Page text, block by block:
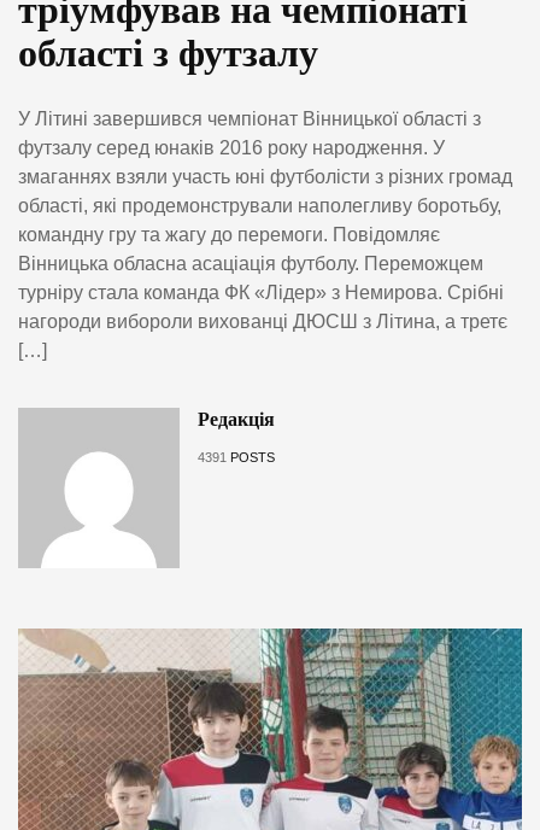
тріумфував на чемпіонаті
області з футзалу
У Літині завершився чемпіонат Вінницької області з
футзалу серед юнаків 2016 року народження. У
змаганнях взяли участь юні футболісти з різних громад
області, які продемонстрували наполегливу боротьбу,
командну гру та жагу до перемоги. Повідомляє
Вінницька обласна асаціація футболу. Переможцем
турніру стала команда ФК «Лідер» з Немирова. Срібні
нагороди вибороли вихованці ДЮСШ з Літина, а третє
[…]
Редакція
4391 POSTS